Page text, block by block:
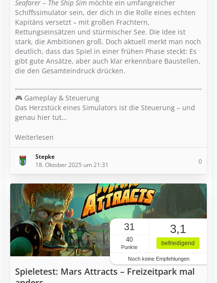
Seafarer – The Ship Sim möchte ein umfangreicher
Schiffssimulator sein, der dich in die Rolle eines echten
Kapitäns versetzt – mit großen Frachtern,
Rettungseinsätzen und stürmischer See. Die Idee ist
stark, die Ambitionen groß. Doch aktuell merkt man noch
deutlich, dass das Spiel in einer frühen Phase steckt: Es
gibt gute Ansätze, aber auch klar erkennbare Baustellen,
die den Gesamteindruck drücken.
🎮 Gameplay & Steuerung
Das Herzstück eines Simulators ist die Steuerung – und
genau hier tut…
Weiterlesen
Stepke
18. Oktober 2025 um 21:31
0
31
40
Punkte
3,1
befriedigend
Noch keine Empfehlungen
Spieletest: Mars Attracts – Freizeitpark mal